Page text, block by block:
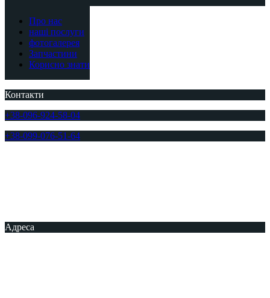
Про нас
наші послуги
фотогалерея
Запчастини
Корисно знати
Контакти
+38-096-924-58-04
+38-099-076-51-64
Адреса